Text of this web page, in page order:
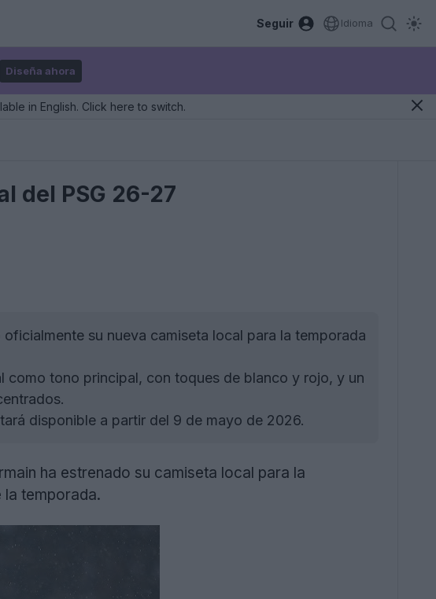
Seguir Idioma
Diseña ahora
in English. Click here to switch.
del PSG 26-27
oficialmente su nueva camiseta local para la temporada
como tono principal, con toques de blanco y rojo, y un
disponible a partir del 9 de mayo de 2026.
ha estrenado su camiseta local para la
la temporada.